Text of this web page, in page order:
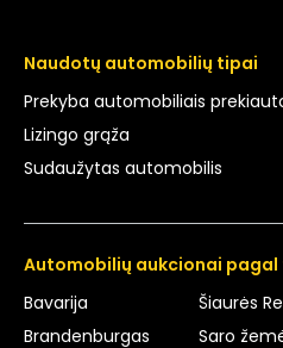
Naudotų automobilių tipai
Prekyba automobiliais
Lizingo grąža
Sudaužytas automobilis
Automobilių aukcionai
Bavarija
Brandenburgas
Šiaurės
Saro